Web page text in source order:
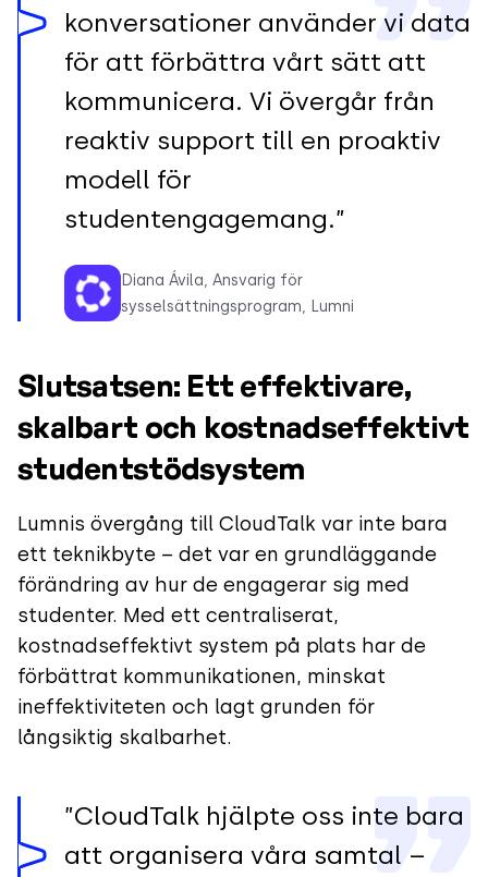
konversationer använder vi data
för att förbättra vårt sätt att
kommunicera. Vi övergår från
reaktiv support till en proaktiv
modell för
studentengagemang.”
Diana Ávila, Ansvarig för
sysselsättningsprogram, Lumni
Slutsatsen: Ett effektivare,
skalbart och kostnadseffektivt
studentstödsystem
Lumnis övergång till CloudTalk var inte bara
ett teknikbyte – det var en grundläggande
förändring av hur de engagerar sig med
studenter. Med ett centraliserat,
kostnadseffektivt system på plats har de
förbättrat kommunikationen, minskat
ineffektiviteten och lagt grunden för
långsiktig skalbarhet.
”CloudTalk hjälpte oss inte bara
att organisera våra samtal –